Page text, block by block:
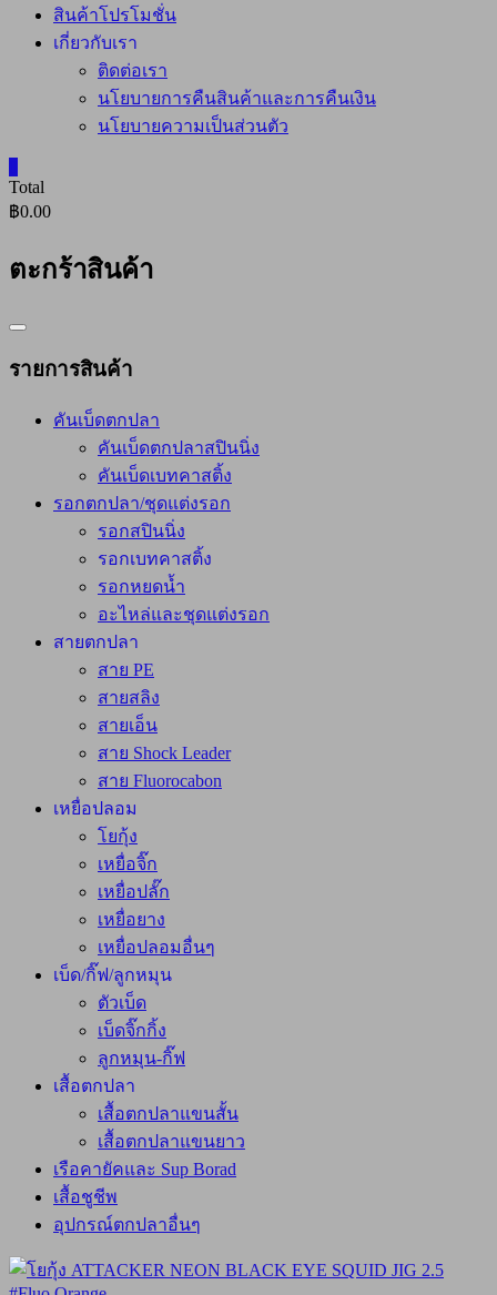
สินค้าโปรโมชั่น
เกี่ยวกับเรา
ติดต่อเรา
นโยบายการคืนสินค้าและการคืนเงิน
นโยบายความเป็นส่วนตัว
Total
฿0.00
ตะกร้าสินค้า
Catalog
รายการสินค้า
คันเบ็ดตกปลา
คันเบ็ดตกปลาสปินนิ่ง
คันเบ็ดเบทคาสติ้ง
รอกตกปลา/ชุดแต่งรอก
รอกสปินนิ่ง
รอกเบทคาสติ้ง
รอกหยดน้ำ
อะไหล่และชุดแต่งรอก
สายตกปลา
สาย PE
สายสลิง
สายเอ็น
สาย Shock Leader
สาย Fluorocabon
เหยื่อปลอม
โยกุ้ง
เหยื่อจิ๊ก
เหยื่อปลั๊ก
เหยื่อยาง
เหยื่อปลอมอื่นๆ
เบ็ด/กิ๊ฟ/ลูกหมุน
ตัวเบ็ด
เบ็ดจิ๊กกิ้ง
ลูกหมุน-กิ๊ฟ
เสื้อตกปลา
เสื้อตกปลาแขนสั้น
เสื้อตกปลาแขนยาว
เรือคายัคและ Sup Borad
เสื้อชูชีพ
อุปกรณ์ตกปลาอื่นๆ